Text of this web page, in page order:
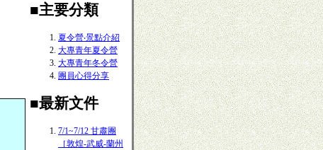
■主要分類
夏令營‧景點介紹
大專青年夏令營
大專青年冬令營
團員心得分享
■最新文件
7/1~7/12 甘肅團
［敦煌-武威-蘭州